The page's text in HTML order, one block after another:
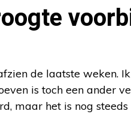
de laatste weken.
is toch een ander
maar het is nog